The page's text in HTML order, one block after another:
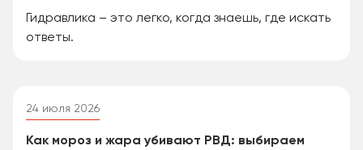
Гидравлика – это легко, когда знаешь, где искать
ответы.
24 июля 2026
Как мороз и жара убивают РВД: выбираем